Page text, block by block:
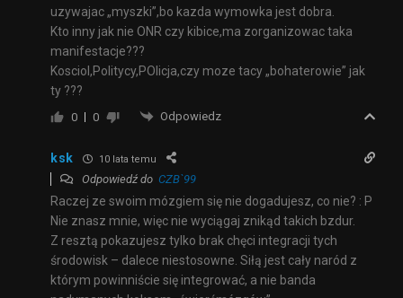
uzywajac „myszki”,bo kazda wymowka jest dobra.
Kto inny jak nie ONR czy kibice,ma zorganizowac taka
manifestacje???
Kosciol,Politycy,POlicja,czy moze tacy „bohaterowie” jak
ty ???
0 0 Odpowiedz
ksk 10 lata temu
Odpowiedź do CZB`99
Raczej ze swoim mózgiem się nie dogadujesz, co nie? : P
Nie znasz mnie, więc nie wyciągaj znikąd takich bzdur.
Z resztą pokazujesz tylko brak chęci integracji tych
środowisk – dalece niestosowne. Siłą jest cały naród z
którym powinniście się integrować, a nie banda